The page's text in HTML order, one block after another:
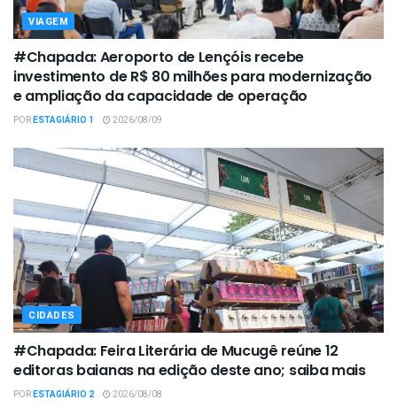
VIAGEM
#Chapada: Aeroporto de Lençóis recebe
investimento de R$ 80 milhões para modernização
e ampliação da capacidade de operação
PORESTAGIÁRIO 1 2026/08/09
CIDADES
#Chapada: Feira Literária de Mucugê reúne 12
editoras baianas na edição deste ano; saiba mais
PORESTAGIÁRIO 2 2026/08/08